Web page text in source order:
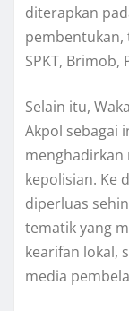
diterapkan
pembentukan,
SPKT,
Selain itu,
Akpol sebagai
menghadirkan
kepolisian. Ke
diperluas
tematik yang
kearifan lokal,
media